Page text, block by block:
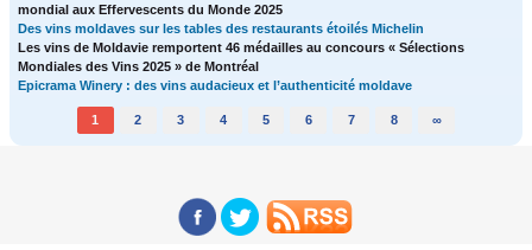
mondial aux Effervescents du Monde 2025
Des vins moldaves sur les tables des restaurants étoilés Michelin
Les vins de Moldavie remportent 46 médailles au concours « Sélections
Mondiales des Vins 2025 » de Montréal
Epicrama Winery : des vins audacieux et l’authenticité moldave
1 2 3 4 5 6 7 8 ∞